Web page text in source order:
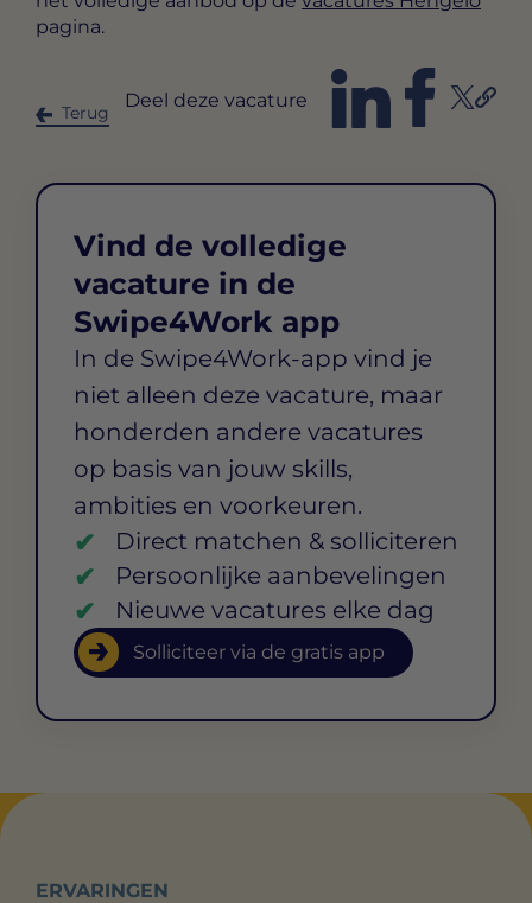
pagina.
Terug
Deel deze vacature
Vind de volledige
vacature in de
Swipe4Work app
In de Swipe4Work-app vind je
niet alleen deze vacature, maar
honderden andere vacatures
op basis van jouw skills,
ambities en voorkeuren.
Direct matchen & solliciteren
Persoonlijke aanbevelingen
Nieuwe vacatures elke dag
Solliciteer via de gratis app
ERVARINGEN